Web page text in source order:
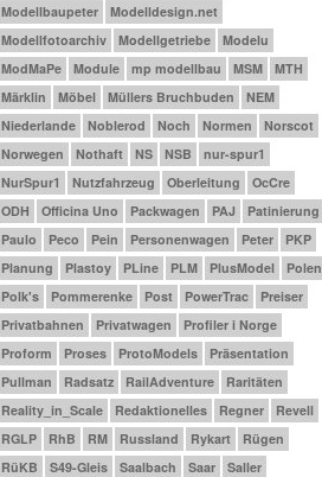
Modellbaupeter
Modelldesign.net
Modellfotoarchiv
Modellgetriebe
Modelu
ModMaPe
Module mp modellbau MSM
MTH
Märklin
Möbel Müllers Bruchbuden
NEM
Niederlande
Noblerod Noch Normen
Norscot
Norwegen
Nothaft NS NSB
nur-spur1
NurSpur1
Nutzfahrzeug Oberleitung
OcCre
ODH
Officina Uno Packwagen PAJ
Patinierung
Paulo
Peco Pein Personenwagen Peter
PKP
Planung
Plastoy PLine PLM PlusModel
Polen
Polk's
Pommerenke Post PowerTrac
Preiser
Privatbahnen
Privatwagen
Profiler i Norge
Proform
Proses ProtoModels
Präsentation
Pullman
Radsatz RailAdventure
Raritäten
Reality_in_Scale
Redaktionelles Regner
Revell
RGLP
RhB RM Russland Rykart
Rügen
RüKB
S49-Gleis Saalbach Saar
Saller